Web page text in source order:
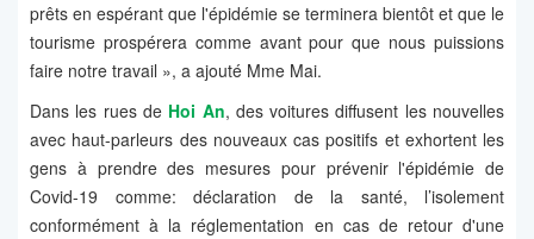
prêts en espérant que l'épidémie se terminera bientôt et que le
tourisme prospérera comme avant pour que nous puissions
faire notre travail », a ajouté Mme Mai.
Dans les rues de Hoi An, des voitures diffusent les nouvelles
avec haut-parleurs des nouveaux cas positifs et exhortent les
gens à prendre des mesures pour prévenir l'épidémie de
Covid-19 comme: déclaration de la santé, l’isolement
conformément à la réglementation en cas de retour d'une